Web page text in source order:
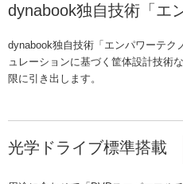
dynabook独自技術「エ
dynabook独自技術「エンパワーテク
ュレーションに基づく筐体設計技術
限に引き出します。
光学ドライブ標準搭載